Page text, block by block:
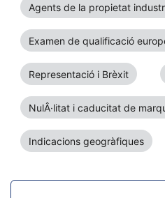
Agents de la propietat
Examen de qualificació
Representació i Brèxit
NulÂ·litat i caducitat de
Indicacions geogràfiques